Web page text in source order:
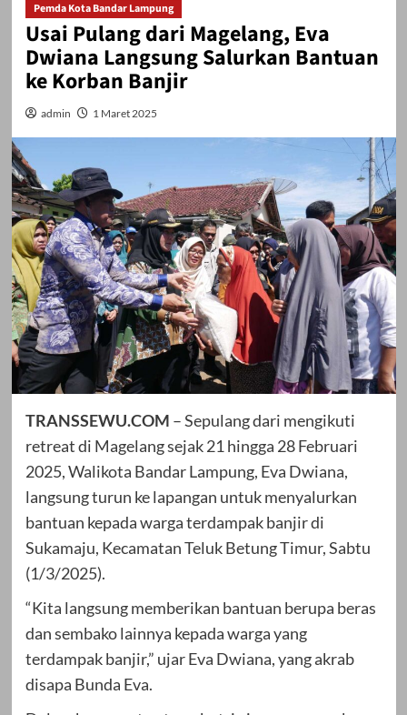
Pemda Kota Bandar Lampung
Usai Pulang dari Magelang, Eva
Dwiana Langsung Salurkan Bantuan
ke Korban Banjir
admin 1 Maret 2025
TRANSSEWU.COM – Sepulang dari mengikuti
retreat di Magelang sejak 21 hingga 28 Februari
2025, Walikota Bandar Lampung, Eva Dwiana,
langsung turun ke lapangan untuk menyalurkan
bantuan kepada warga terdampak banjir di
Sukamaju, Kecamatan Teluk Betung Timur, Sabtu
(1/3/2025).
“Kita langsung memberikan bantuan berupa beras
dan sembako lainnya kepada warga yang
terdampak banjir,” ujar Eva Dwiana, yang akrab
disapa Bunda Eva.